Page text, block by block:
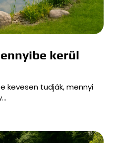
kerül
kevesen tudják, mennyi